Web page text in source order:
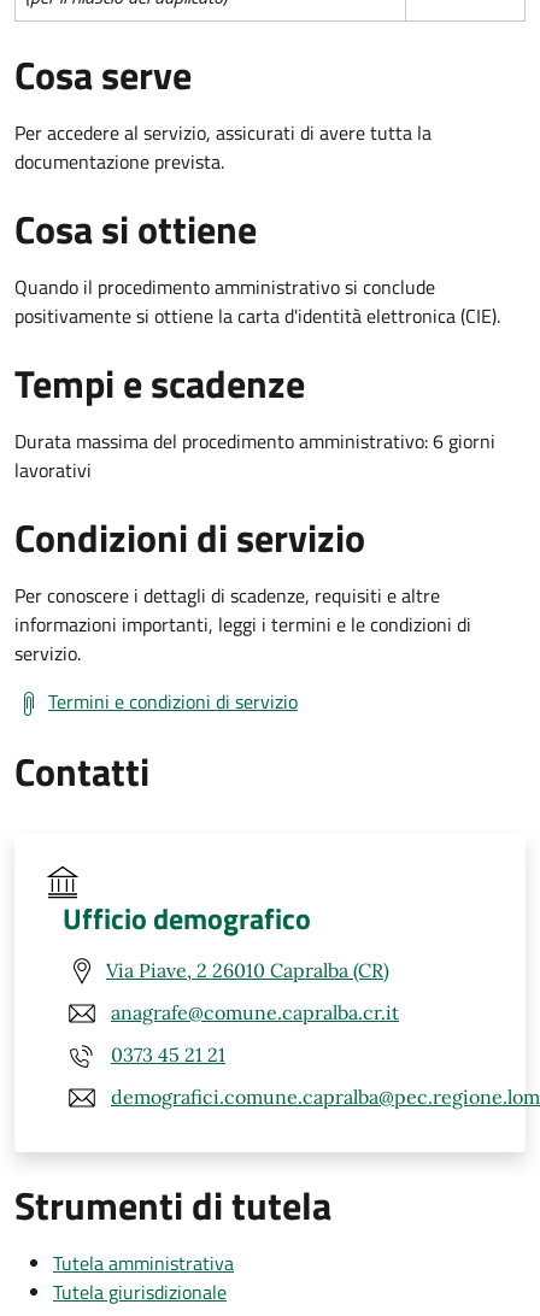
Cosa serve
Per accedere al servizio, assicurati di avere tutta la
documentazione prevista.
Cosa si ottiene
Quando il procedimento amministrativo si conclude
positivamente si ottiene la carta d'identità elettronica (CIE).
Tempi e scadenze
Durata massima del procedimento amministrativo: 6 giorni
lavorativi
Condizioni di servizio
Per conoscere i dettagli di scadenze, requisiti e altre
informazioni importanti, leggi i termini e le condizioni di
servizio.
Termini e condizioni di servizio
Contatti
Ufficio demografico
Via Piave, 2 26010 Capralba (CR)
anagrafe@comune.capralba.cr.it
0373 45 21 21
Strumenti di tutela
Tutela amministrativa
Tutela giurisdizionale